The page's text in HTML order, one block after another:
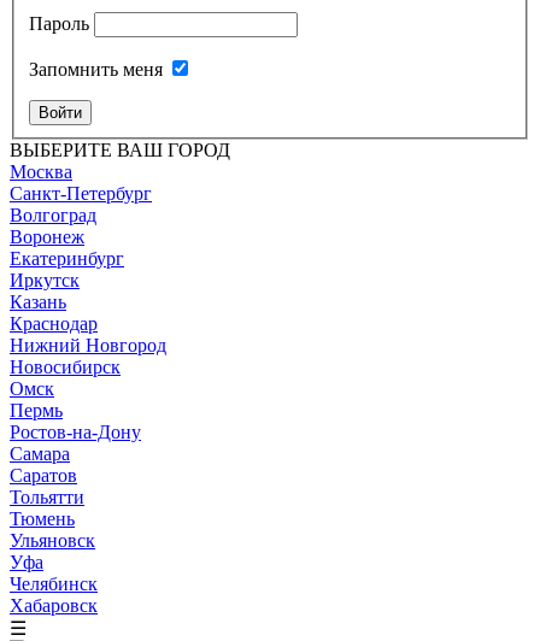
Пароль
Запомнить меня
Войти
ВЫБЕРИТЕ ВАШ ГОРОД
Москва
Санкт-Петербург
Волгоград
Воронеж
Екатеринбург
Иркутск
Казань
Краснодар
Нижний Новгород
Новосибирск
Омск
Пермь
Ростов-на-Дону
Самара
Саратов
Тольятти
Тюмень
Ульяновск
Уфа
Челябинск
Хабаровск
☰